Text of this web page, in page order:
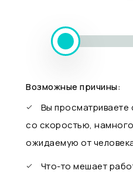
Возможные причины:
Вы просматриваете
со скоростью,
ожидаемую от
Что-то мешает